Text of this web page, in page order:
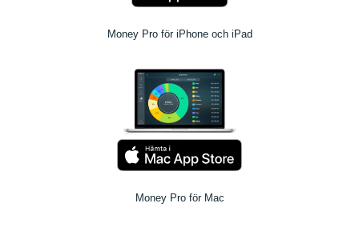
Money Pro för iPhone och iPad
Money Pro för Mac